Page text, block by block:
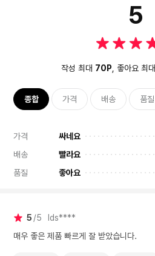
5
작성 최대 70P , 좋아요 최대
종합 가격 배송 품질
가격 싸네요
배송
빨라요
품질
좋아요
5 5 lds****
매우 좋은 제품 빠르게 잘 받았습니다.